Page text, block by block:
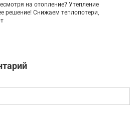
на отопление? Утепление
решение! Снижаем теплопотери,